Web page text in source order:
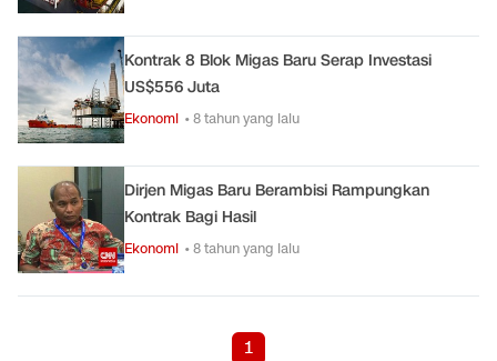
Kontrak 8 Blok Migas Baru Serap Investasi
US$556 Juta
Ekonomi • 8 tahun yang lalu
Dirjen Migas Baru Berambisi Rampungkan
Kontrak Bagi Hasil
Ekonomi • 8 tahun yang lalu
1